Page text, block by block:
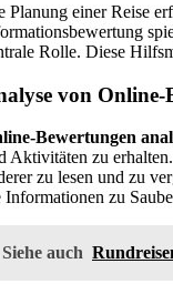
Planung einer Reise
Rolle. Diese
von Online-
Bewertungen
Aktivitäten zu
zu lesen und zu
Informationen zu
Siehe auch